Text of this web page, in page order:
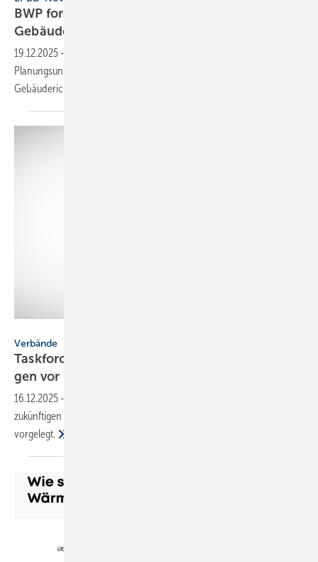
BWP fordert ver­läss­li­che Ent­wick­lung der
Ge­bäu­de­po­li­tik
19.12.2025 -
Planungsunsicherheit durch eine mögliche Verschiebung der EU-
Gebäuderichtlinie und plädiert dafür, am GEG
Verbände
Taskforce Ge­bäu­de­tech­nik stellt Kern­for­de­run­
gen vor
16.12.2025 -
zukünftigen Ausrichtung der Energiepolitik im Gebäudebereich
vorgelegt.